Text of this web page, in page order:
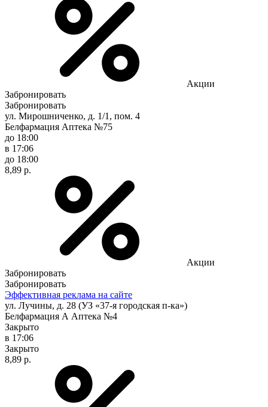
Акции
Забронировать
Забронировать
ул. Мирошниченко, д. 1/1, пом. 4
Белфармация Аптека №75
до 18:00
в 17:06
до 18:00
8,89 р.
Акции
Забронировать
Забронировать
Эффективная реклама на сайте
ул. Лучины, д. 28 (УЗ «37-я городская п-ка»)
Белфармация А Аптека №4
Закрыто
в 17:06
Закрыто
8,89 р.